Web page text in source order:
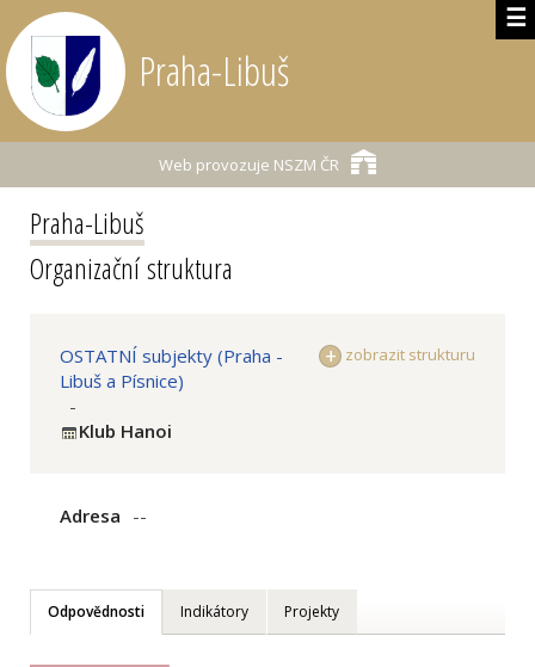
☰
Praha-Libuš
Web provozuje NSZM ČR
Praha-Libuš
Organizační struktura
zobrazit strukturu
OSTATNÍ subjekty (Praha -
Libuš a Písnice)
-
Klub Hanoi
Adresa --
Odpovědnosti Indikátory Projekty